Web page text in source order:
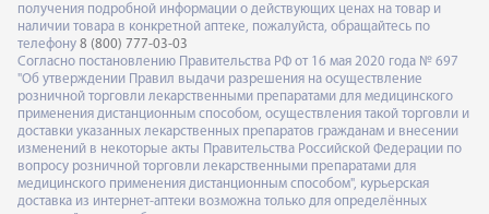
получения подробной информации о действующих ценах на товар и
наличии товара в конкретной аптеке, пожалуйста, обращайтесь по
телефону 8 (800) 777-03-03
Согласно постановлению Правительства РФ от 16 мая 2020 года № 697
"Об утверждении Правил выдачи разрешения на осуществление
розничной торговли лекарственными препаратами для медицинского
применения дистанционным способом, осуществления такой торговли и
доставки указанных лекарственных препаратов гражданам и внесении
изменений в некоторые акты Правительства Российской Федерации по
вопросу розничной торговли лекарственными препаратами для
медицинского применения дистанционным способом", курьерская
доставка из интернет-аптеки возможна только для определённых